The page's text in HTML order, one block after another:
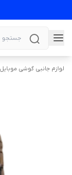
لوازم جانبی گوشی